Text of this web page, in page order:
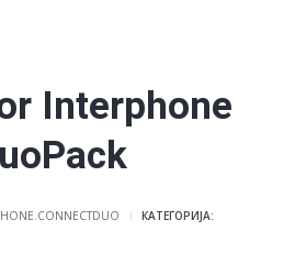
Interphone
КАТЕГОРИЈА: